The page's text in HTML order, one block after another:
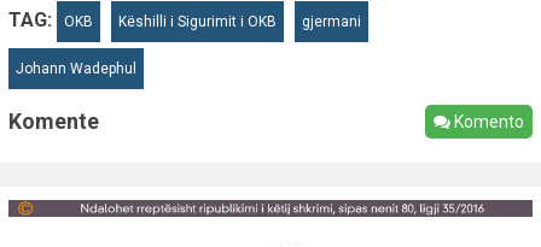
TAG: OKB Këshilli i Sigurimit i OKB gjermani
Johann Wadephul
Komente Komento